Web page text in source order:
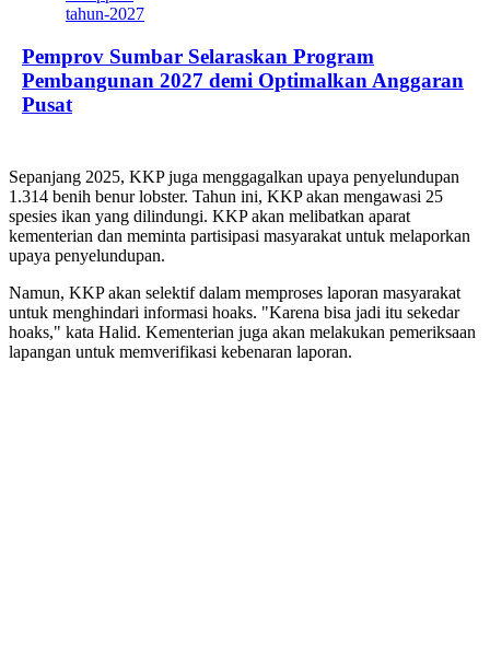
Pemprov Sumbar Selaraskan Program
Pembangunan 2027 demi Optimalkan Anggaran
Pusat
Sepanjang 2025, KKP juga menggagalkan upaya penyelundupan
1.314 benih benur lobster. Tahun ini, KKP akan mengawasi 25
spesies ikan yang dilindungi. KKP akan melibatkan aparat
kementerian dan meminta partisipasi masyarakat untuk melaporkan
upaya penyelundupan.
Namun, KKP akan selektif dalam memproses laporan masyarakat
untuk menghindari informasi hoaks. "Karena bisa jadi itu sekedar
hoaks," kata Halid. Kementerian juga akan melakukan pemeriksaan
lapangan untuk memverifikasi kebenaran laporan.